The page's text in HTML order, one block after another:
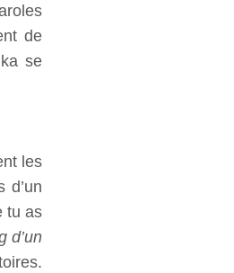
de
se
les
d’un
tu as
d’un